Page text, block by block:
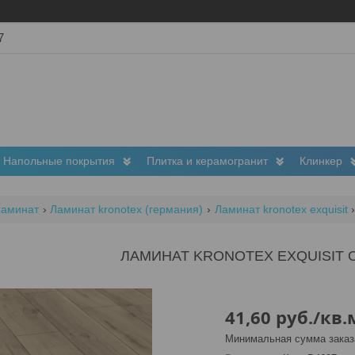
Напольные покрытия Плитка и керамогранит Клинкер
Ламинат kronotex (германия) Ламинат kronotex exquisit
ЛАМИНАТ KRONOTEX
41,60 руб./
Минимальная сумма